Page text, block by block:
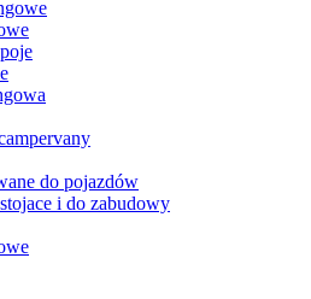
do pojazdów
i do zabudowy